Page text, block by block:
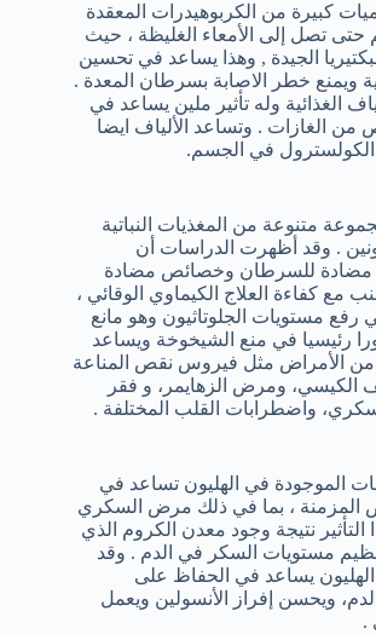
كبيرة من الكربوهيدرات المعقدة
حتى تصل إلى الأمعاء الغليظة ، حيث
الجيدة , وهذا يساعد في تحسين
ويمنع خطر الاصابة بسرطان المعدة .
الغذائية وله تأثير ملين يساعد في
من الغازات . وتساعد الألياف ايضا
في الجسم.
متنوعة من المغذيات النباتية
. وقد أظهرت الدراسات أن
مضادة للسرطان وخصائص مضادة
مع كفاءة العلاج الكيماوي الوقائي ،
رفع مستويات الجلوتاثيون وهو مانع
رئيسيا في منع الشيخوخة ويساعد
من الأمراض مثل فيروس نقص المناعة
الكيسي، ومرض الزهايمر، و فقر
واضطرابات القلب المختلفة .
الموجودة في الهليون تساعد في
المزمنة ، بما في ذلك مرض السكري
هذا التأثير نتيجة وجود معدن الكروم الذي
مستويات السكر في الدم . وقد
يساعد في الحفاظ على
ويحسن إفراز الأنسولين ويعمل
.